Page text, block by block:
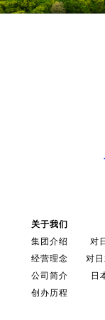
关于我们
集团介绍
经营理念
公司简介
创办历程
对
对
日